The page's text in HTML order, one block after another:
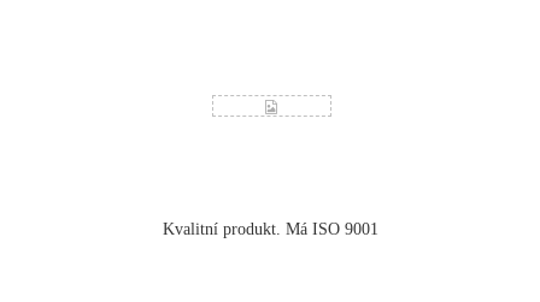
Kvalitní produkt. Má ISO 9001